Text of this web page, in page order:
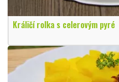
Králičí rolka s celerovým pyré